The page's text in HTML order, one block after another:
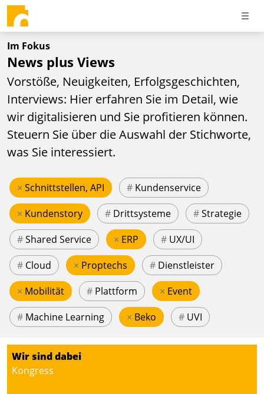
Im Fokus
News plus Views
Vorstöße, Neuigkeiten, Erfolgsgeschichten,
Interviews: Hier erfahren Sie im Detail, wie
wir digitalisieren und Sie profitieren können.
Steuern Sie über die Auswahl der Stichworte,
was Sie interessiert.
× Schnittstellen, API # Kundenservice
× Kundenstory # Drittsysteme #Strategie
#Shared Service × ERP # UX/UI
# Cloud × Proptechs # Dienstleister
× Mobilität # Plattform × Event
# Machine Learning × Beko # UVI
Wir sind dabei
Kongress